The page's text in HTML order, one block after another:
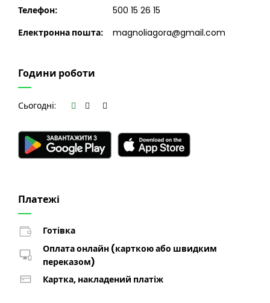
Телефон:
500 15 26 15
Електронна пошта:
magnoliagora@gmail.com
Години роботи
Сьогодні:
Платежі
Готівка
Оплата онлайн (карткою або швидким
переказом)
Картка, накладений платіж